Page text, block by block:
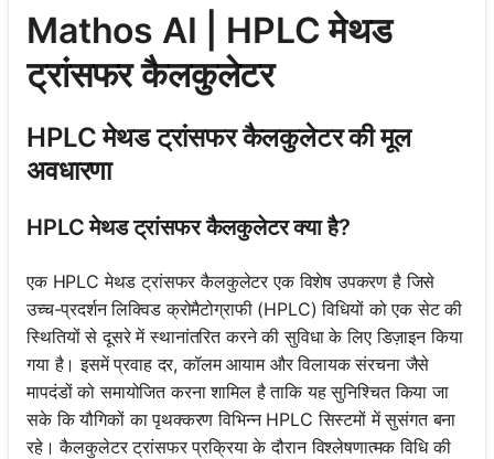
Mathos AI | HPLC मेथड
ट्रांसफर कैलकुलेटर
HPLC मेथड ट्रांसफर कैलकुलेटर की मूल
अवधारणा
HPLC मेथड ट्रांसफर कैलकुलेटर क्या है?
एक HPLC मेथड ट्रांसफर कैलकुलेटर एक विशेष उपकरण है जिसे
उच्च-प्रदर्शन लिक्विड क्रोमैटोग्राफी (HPLC) विधियों को एक सेट की
स्थितियों से दूसरे में स्थानांतरित करने की सुविधा के लिए डिज़ाइन किया
गया है। इसमें प्रवाह दर, कॉलम आयाम और विलायक संरचना जैसे
मापदंडों को समायोजित करना शामिल है ताकि यह सुनिश्चित किया जा
सके कि यौगिकों का पृथक्करण विभिन्न HPLC सिस्टमों में सुसंगत बना
रहे। कैलकुलेटर ट्रांसफर प्रक्रिया के दौरान विश्लेषणात्मक विधि की